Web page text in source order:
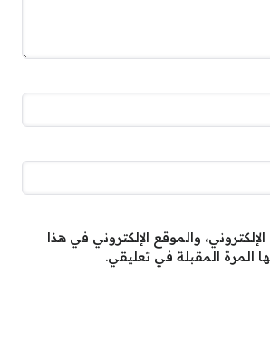
والموقع الإلكتروني في هذا
المرة المقبلة في تعليقي.